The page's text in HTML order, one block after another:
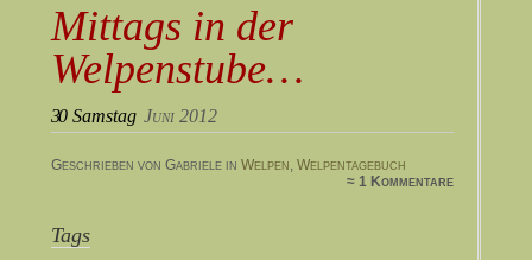
Mittags in der
Welpenstube…
30 Samstag Juni 2012
Geschrieben von Gabriele in Welpen, Welpentagebuch
≈ 1 Kommentare
Tags